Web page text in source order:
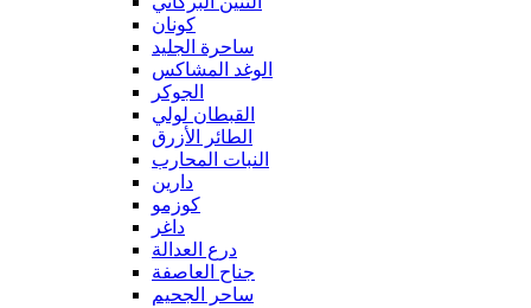
كونان
ساحرة الجليد
الوغد المشاكس
الجوكر
القبطان لولي
الطائر الأزرق
النبات المحارب
دارين
كوزمو
داغر
درع العدالة
جناح العاصفة
ساحر الجحيم